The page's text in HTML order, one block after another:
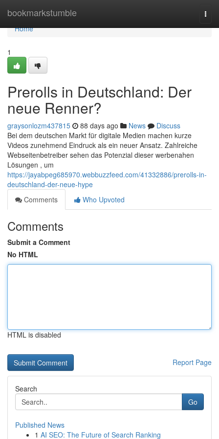
bookmarkstumble
Home
Home
1
Prerolls in Deutschland: Der
neue Renner?
graysonlozm437815 88 days ago News
Discuss
Bei dem deutschen Markt für digitale Medien machen kurze
Videos zunehmend Eindruck als ein neuer Ansatz. Zahlreiche
Webseitenbetreiber sehen das Potenzial dieser werbenahen
Lösungen , um
https://jayabpeg685970.webbuzzfeed.com/41332886/prerolls-in-
deutschland-der-neue-hype
Comments
Who Upvoted
Comments
Submit a Comment
No HTML
HTML is disabled
Report Page
Search
Go
Published News
1 AI SEO: The Future of Search Ranking